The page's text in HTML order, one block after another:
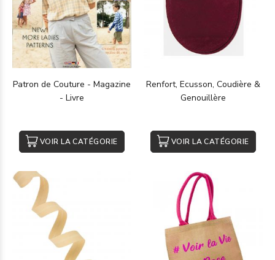
Patron de Couture - Magazine
- Livre
VOIR LA CATÉGORIE
Renfort, Ecusson, Coudière &
Genouillère
VOIR LA CATÉGORIE